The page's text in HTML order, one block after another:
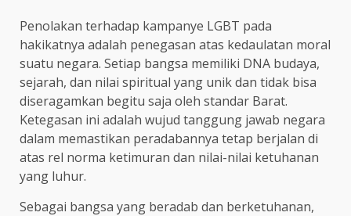
Penolakan terhadap kampanye LGBT pada
hakikatnya adalah penegasan atas kedaulatan moral
suatu negara. Setiap bangsa memiliki DNA budaya,
sejarah, dan nilai spiritual yang unik dan tidak bisa
diseragamkan begitu saja oleh standar Barat.
Ketegasan ini adalah wujud tanggung jawab negara
dalam memastikan peradabannya tetap berjalan di
atas rel norma ketimuran dan nilai-nilai ketuhanan
yang luhur.
Sebagai bangsa yang beradab dan berketuhanan,